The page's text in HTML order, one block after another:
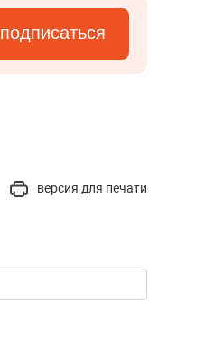
подписаться
версия для печати